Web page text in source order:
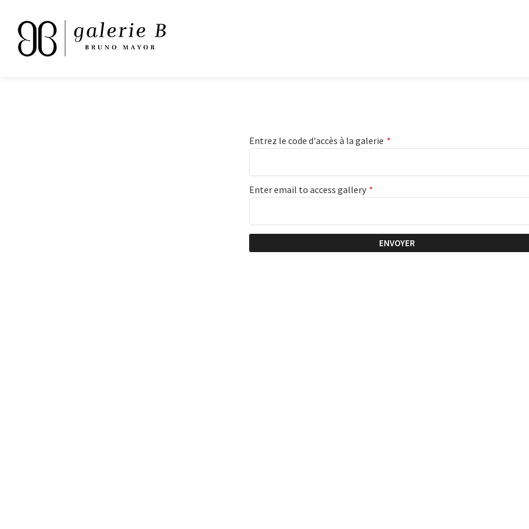
Entrez le code d'accès à la galerie *
Enter email to access gallery *
ENVOYER